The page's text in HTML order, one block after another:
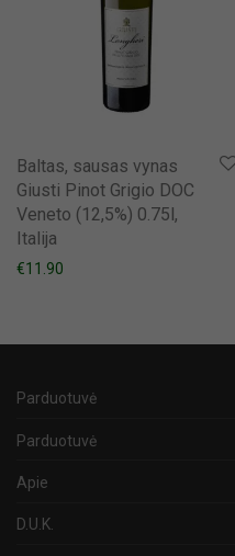
Baltas, sausas vynas
Giusti Pinot Grigio DOC
Veneto (12,5%) 0.75l,
Italija
€11.90
Parduotuvė
Parduotuvė
Apie
D.U.K.